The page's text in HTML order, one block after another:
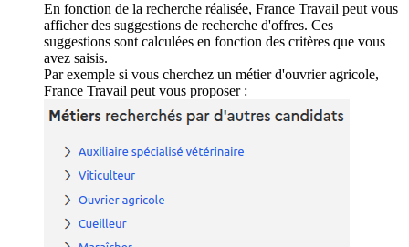
En fonction de la recherche réalisée, France Travail peut vous
afficher des suggestions de recherche d'offres. Ces
suggestions sont calculées en fonction des critères que vous
avez saisis.
Par exemple si vous cherchez un métier d'ouvrier agricole,
France Travail peut vous proposer :